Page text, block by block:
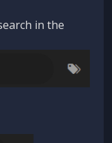
in the